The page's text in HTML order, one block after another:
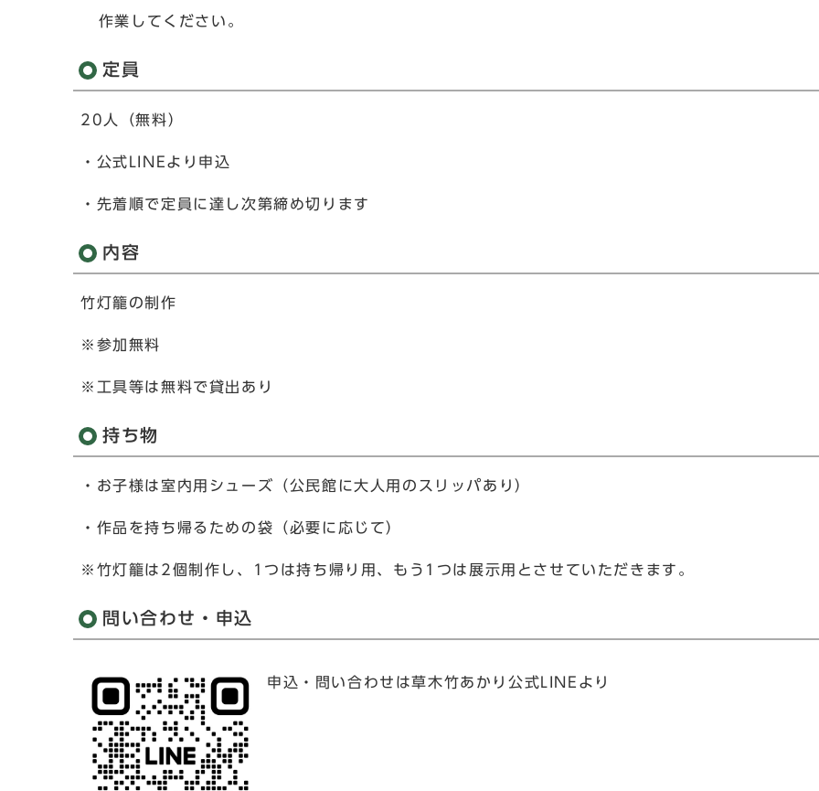
作業してください。
定員
20人（無料）
・公式LINEより申込
・先着順で定員に達し次第締め切ります
内容
竹灯籠の制作
※参加無料
※工具等は無料で貸出あり
持ち物
・お子様は室内用シューズ（公民館に大人用のスリッパあり）
・作品を持ち帰るための袋（必要に応じて）
※竹灯籠は2個制作し、1つは持ち帰り用、もう1つは展示用とさせていただきます。
問い合わせ・申込
申込・問い合わせは草木竹あかり公式LINEより